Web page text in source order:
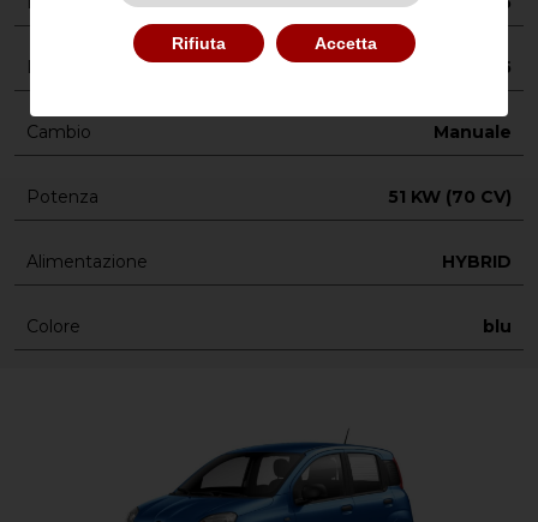
5
Cambio Manuale
Potenza 51 KW (70 CV)
Alimentazione HYBRID
Colore blu
Rifiuta Accetta